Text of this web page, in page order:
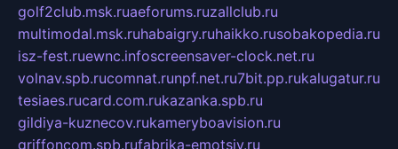
golf2club.msk.ruaeforums.ruzallclub.ru
multimodal.msk.ruhabaigry.ruhaikko.rusobakopedia.ru
isz-fest.ruewnc.infoscreensaver-clock.net.ru
volnav.spb.rucomnat.runpf.net.ru7bit.pp.rukalugatur.ru
tesiaes.rucard.com.rukazanka.spb.ru
gildiya-kuznecov.rukameryboavision.ru
griffoncom.spb.rufabrika-emotsiy.ru